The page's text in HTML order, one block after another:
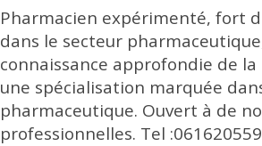
Pharmacien expérimenté, fort
dans le secteur
connaissance approfondie de
une spécialisation marquée
pharmaceutique. Ouvert à de
professionnelles. Tel